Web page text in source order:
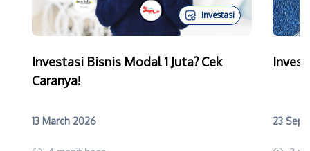
Investasi
Investasi Bisnis Modal 1 Juta? Cek
Caranya!
13 March 2026 23